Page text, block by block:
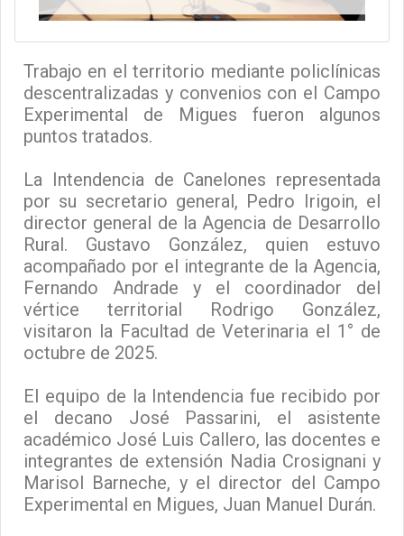
Trabajo en el territorio mediante policlínicas
descentralizadas y convenios con el Campo
Experimental de Migues fueron algunos
puntos tratados.
La Intendencia de Canelones representada
por su secretario general, Pedro Irigoin, el
director general de la Agencia de Desarrollo
Rural. Gustavo González, quien estuvo
acompañado por el integrante de la Agencia,
Fernando Andrade y el coordinador del
vértice territorial Rodrigo González,
visitaron la Facultad de Veterinaria el 1° de
octubre de 2025.
El equipo de la Intendencia fue recibido por
el decano José Passarini, el asistente
académico José Luis Callero, las docentes e
integrantes de extensión Nadia Crosignani y
Marisol Barneche, y el director del Campo
Experimental en Migues, Juan Manuel Durán.